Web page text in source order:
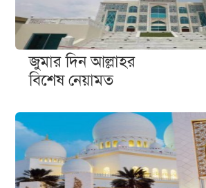
জুমার দিন আল্লাহর
বিশেষ নেয়ামত